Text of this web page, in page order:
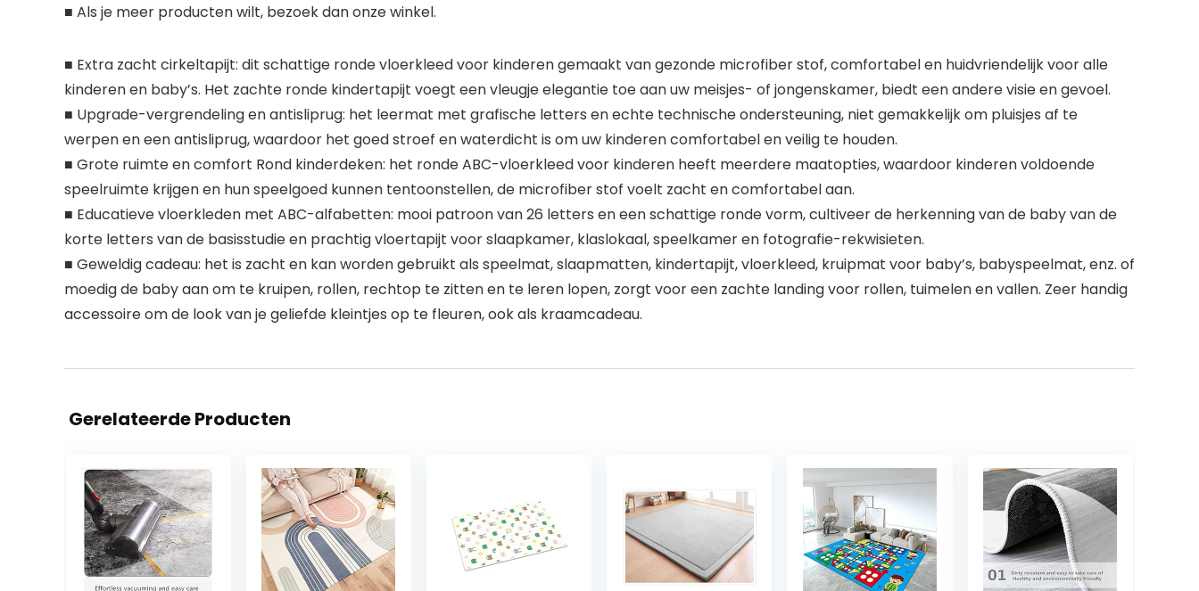
■ Als je meer producten wilt, bezoek dan onze winkel.
■ Extra zacht cirkeltapijt: dit schattige ronde vloerkleed voor kinderen gemaakt van gezonde microfiber stof, comfortabel en huidvriendelijk voor alle
kinderen en baby’s. Het zachte ronde kindertapijt voegt een vleugje elegantie toe aan uw meisjes- of jongenskamer, biedt een andere visie en gevoel.
■ Upgrade-vergrendeling en antisliprug: het leermat met grafische letters en echte technische ondersteuning, niet gemakkelijk om pluisjes af te
werpen en een antisliprug, waardoor het goed stroef en waterdicht is om uw kinderen comfortabel en veilig te houden.
■ Grote ruimte en comfort Rond kinderdeken: het ronde ABC-vloerkleed voor kinderen heeft meerdere maatopties, waardoor kinderen voldoende
speelruimte krijgen en hun speelgoed kunnen tentoonstellen, de microfiber stof voelt zacht en comfortabel aan.
■ Educatieve vloerkleden met ABC-alfabetten: mooi patroon van 26 letters en een schattige ronde vorm, cultiveer de herkenning van de baby van de
korte letters van de basisstudie en prachtig vloertapijt voor slaapkamer, klaslokaal, speelkamer en fotografie-rekwisieten.
■ Geweldig cadeau: het is zacht en kan worden gebruikt als speelmat, slaapmatten, kindertapijt, vloerkleed, kruipmat voor baby’s, babyspeelmat, enz. of
moedig de baby aan om te kruipen, rollen, rechtop te zitten en te leren lopen, zorgt voor een zachte landing voor rollen, tuimelen en vallen. Zeer handig
accessoire om de look van je geliefde kleintjes op te fleuren, ook als kraamcadeau.
Gerelateerde Producten